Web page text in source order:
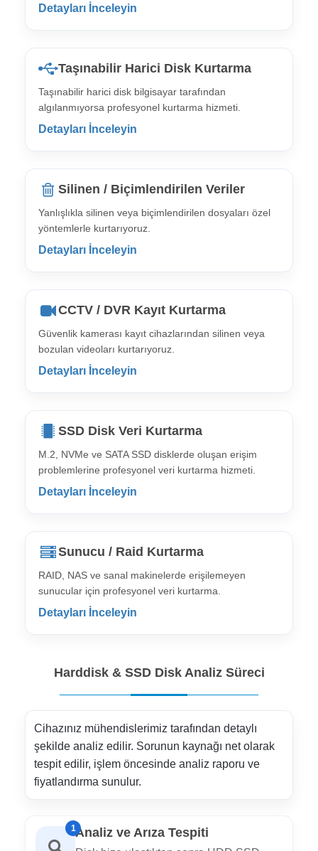
Detayları İnceleyin
Taşınabilir Harici Disk Kurtarma
Taşınabilir harici disk bilgisayar tarafından
algılanmıyorsa profesyonel kurtarma hizmeti.
Detayları İnceleyin
Silinen / Biçimlendirilen Veriler
Yanlışlıkla silinen veya biçimlendirilen dosyaları özel
yöntemlerle kurtarıyoruz.
Detayları İnceleyin
CCTV / DVR Kayıt Kurtarma
Güvenlik kamerası kayıt cihazlarından silinen veya
bozulan videoları kurtarıyoruz.
Detayları İnceleyin
SSD Disk Veri Kurtarma
M.2, NVMe ve SATA SSD disklerde oluşan erişim
problemlerine profesyonel veri kurtarma hizmeti.
Detayları İnceleyin
Sunucu / Raid Kurtarma
RAID, NAS ve sanal makinelerde erişilemeyen
sunucular için profesyonel veri kurtarma.
Detayları İnceleyin
Harddisk & SSD Disk Analiz Süreci
Cihazınız mühendislerimiz tarafından detaylı
şekilde analiz edilir. Sorunun kaynağı net olarak
tespit edilir, işlem öncesinde analiz raporu ve
fiyatlandırma sunulur.
1Analiz ve Arıza Tespiti